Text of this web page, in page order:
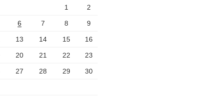
1 2
6 7 8 9
13 14 15 16
20 21 22 23
27 28 29 30